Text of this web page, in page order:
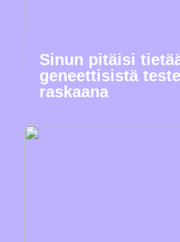
Sinun pitäisi
geneettisistä
raskaana